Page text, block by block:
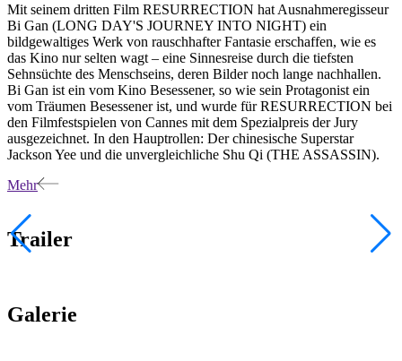
Mit seinem dritten Film RESURRECTION hat Ausnahmeregisseur
Bi Gan (LONG DAY'S JOURNEY INTO NIGHT) ein
bildgewaltiges Werk von rauschhafter Fantasie erschaffen, wie es
das Kino nur selten wagt – eine Sinnesreise durch die tiefsten
Sehnsüchte des Menschseins, deren Bilder noch lange nachhallen.
Bi Gan ist ein vom Kino Besessener, so wie sein Protagonist ein
vom Träumen Besessener ist, und wurde für RESURRECTION bei
den Filmfestspielen von Cannes mit dem Spezialpreis der Jury
ausgezeichnet. In den Hauptrollen: Der chinesische Superstar
Jackson Yee und die unvergleichliche Shu Qi (THE ASSASSIN).
Mehr
Trailer
Galerie